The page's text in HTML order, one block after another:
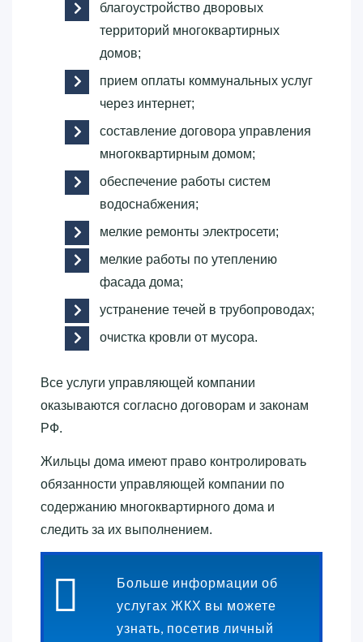
благоустройство дворовых
территорий многоквартирных
домов;
прием оплаты коммунальных услуг
через интернет;
составление договора управления
многоквартирным домом;
обеспечение работы систем
водоснабжения;
мелкие ремонты электросети;
мелкие работы по утеплению
фасада дома;
устранение течей в трубопроводах;
очистка кровли от мусора.
Все услуги управляющей компании
оказываются согласно договорам и законам
РФ.
Жильцы дома имеют право контролировать
обязанности управляющей компании по
содержанию многоквартирного дома и
следить за их выполнением.
Больше информации об
услугах ЖКХ вы можете
узнать, посетив личный